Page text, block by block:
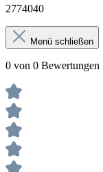
2774040
Menü schließen
0 von 0 Bewertungen